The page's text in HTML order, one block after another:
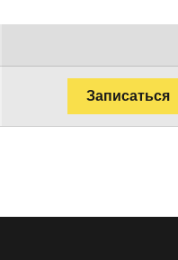
Записаться